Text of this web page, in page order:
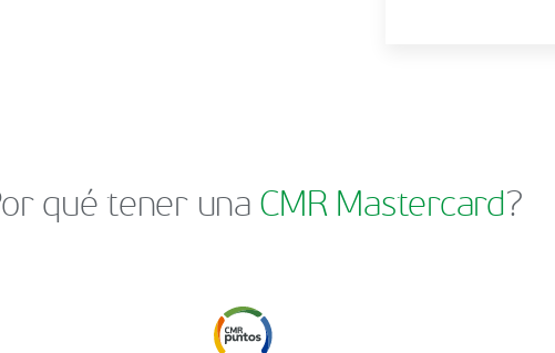
qué tener una CMR Mastercard?